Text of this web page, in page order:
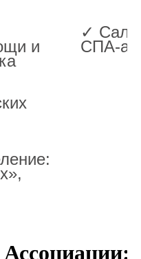
и
✓
СПА-
Ассоциации: